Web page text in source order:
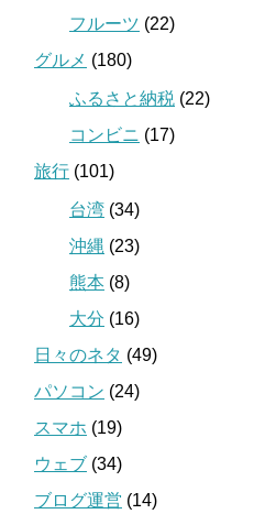
フルーツ (22)
グルメ (180)
ふるさと納税 (22)
コンビニ (17)
旅行 (101)
台湾 (34)
沖縄 (23)
熊本 (8)
大分 (16)
日々のネタ (49)
パソコン (24)
スマホ (19)
ウェブ (34)
ブログ運営 (14)